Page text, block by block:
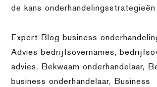
de kans onderhandelingsstrategieën
Expert Blog business
Advies bedrijfsovernames,
advies, Bekwaam onderhandelaar,
business onderhandelaar,
Business